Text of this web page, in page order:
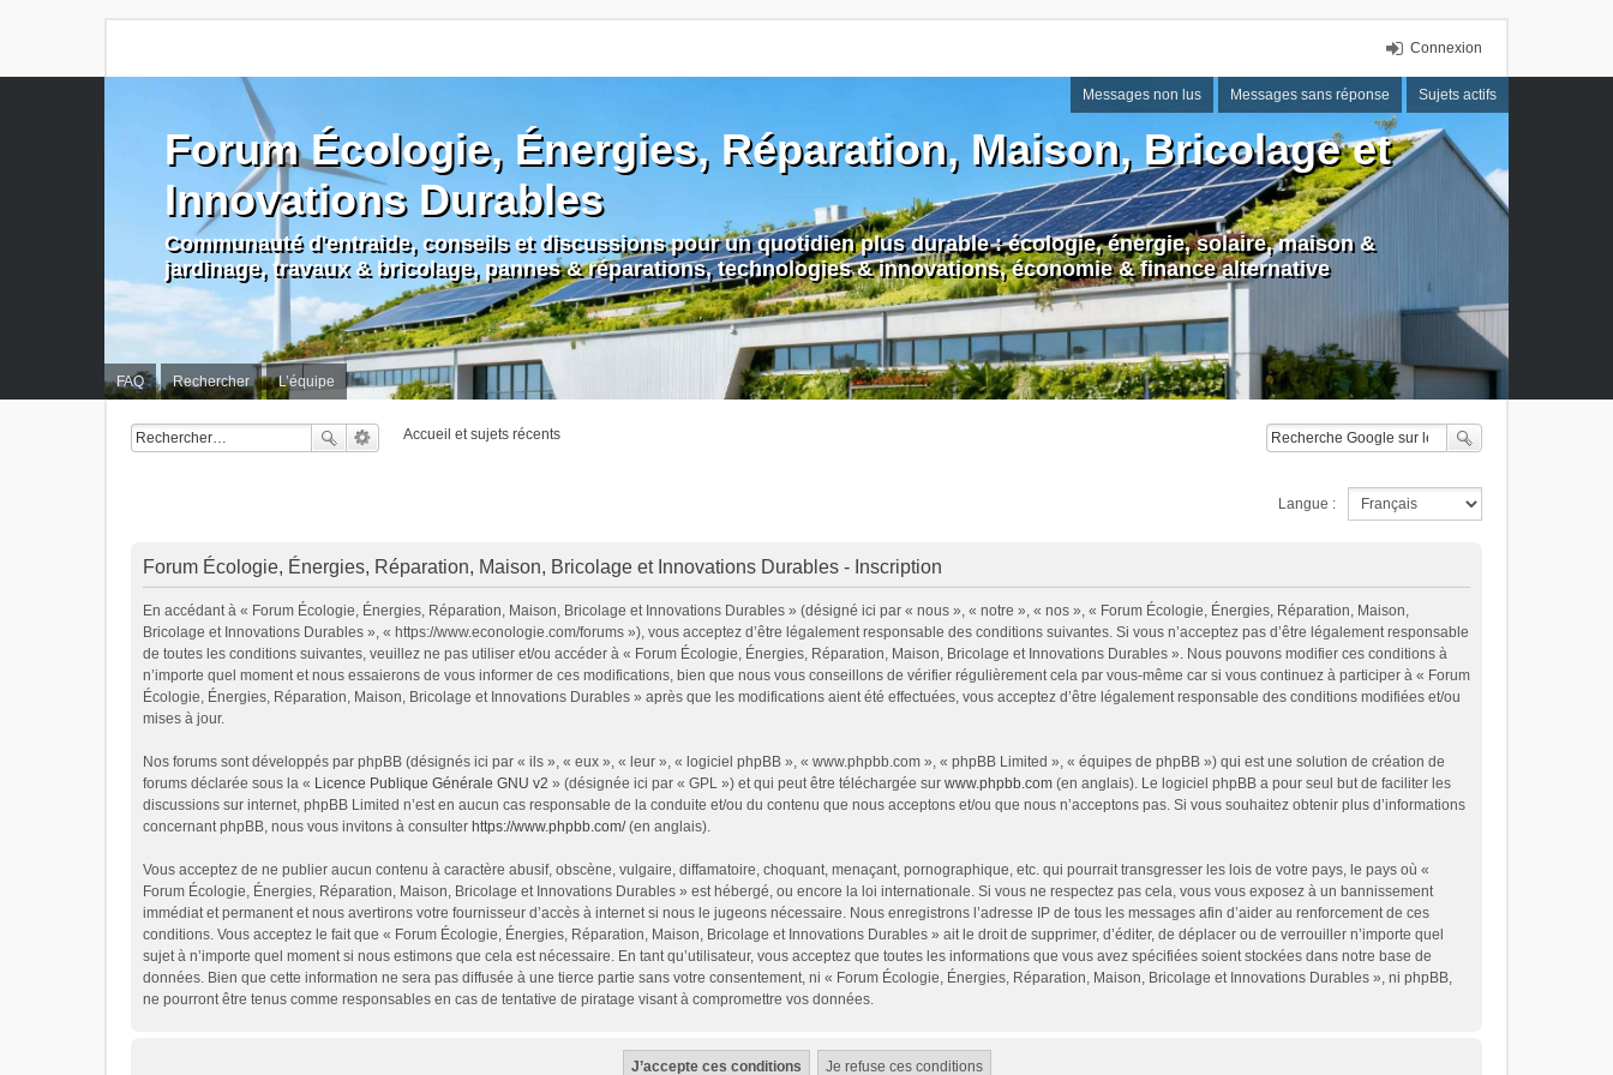
Connexion
Messages non lus Messages sans réponse Sujets actifs
FAQ Rechercher L’équipe
Forum Écologie, Énergies, Réparation, Maison, Bricolage et
Innovations Durables
Communauté d'entraide, conseils et discussions pour un quotidien plus durable : écologie, énergie, solaire, maison &
jardinage, travaux & bricolage, pannes & réparations, technologies & innovations, économie & finance alternative
Accueil et sujets récents
Langue :
Forum Écologie, Énergies, Réparation, Maison, Bricolage et Innovations Durables - Inscription
En accédant à « Forum Écologie, Énergies, Réparation, Maison, Bricolage et Innovations Durables » (désigné ici par « nous », « notre », « nos », « Forum Écologie, Énergies, Réparation, Maison,
Bricolage et Innovations Durables », « https://www.econologie.com/forums »), vous acceptez d’être légalement responsable des conditions suivantes. Si vous n’acceptez pas d’être légalement responsable
de toutes les conditions suivantes, veuillez ne pas utiliser et/ou accéder à « Forum Écologie, Énergies, Réparation, Maison, Bricolage et Innovations Durables ». Nous pouvons modifier ces conditions à
n’importe quel moment et nous essaierons de vous informer de ces modifications, bien que nous vous conseillons de vérifier régulièrement cela par vous-même car si vous continuez à participer à « Forum
Écologie, Énergies, Réparation, Maison, Bricolage et Innovations Durables » après que les modifications aient été effectuées, vous acceptez d’être légalement responsable des conditions modifiées et/ou
mises à jour.
Nos forums sont développés par phpBB (désignés ici par « ils », « eux », « leur », « logiciel phpBB », « www.phpbb.com », « phpBB Limited », « équipes de phpBB ») qui est une solution de création de
forums déclarée sous la « Licence Publique Générale GNU v2 » (désignée ici par « GPL ») et qui peut être téléchargée sur www.phpbb.com (en anglais). Le logiciel phpBB a pour seul but de faciliter les
discussions sur internet, phpBB Limited n’est en aucun cas responsable de la conduite et/ou du contenu que nous acceptons et/ou que nous n’acceptons pas. Si vous souhaitez obtenir plus d’informations
concernant phpBB, nous vous invitons à consulter https://www.phpbb.com/(en anglais).
Vous acceptez de ne publier aucun contenu à caractère abusif, obscène, vulgaire, diffamatoire, choquant, menaçant, pornographique, etc. qui pourrait transgresser les lois de votre pays, le pays où «
Forum Écologie, Énergies, Réparation, Maison, Bricolage et Innovations Durables » est hébergé, ou encore la loi internationale. Si vous ne respectez pas cela, vous vous exposez à un bannissement
immédiat et permanent et nous avertirons votre fournisseur d’accès à internet si nous le jugeons nécessaire. Nous enregistrons l’adresse IP de tous les messages afin d’aider au renforcement de ces
conditions. Vous acceptez le fait que « Forum Écologie, Énergies, Réparation, Maison, Bricolage et Innovations Durables » ait le droit de supprimer, d’éditer, de déplacer ou de verrouiller n’importe quel
sujet à n’importe quel moment si nous estimons que cela est nécessaire. En tant qu’utilisateur, vous acceptez que toutes les informations que vous avez spécifiées soient stockées dans notre base de
données. Bien que cette information ne sera pas diffusée à une tierce partie sans votre consentement, ni « Forum Écologie, Énergies, Réparation, Maison, Bricolage et Innovations Durables », ni phpBB,
ne pourront être tenus comme responsables en cas de tentative de piratage visant à compromettre vos données.